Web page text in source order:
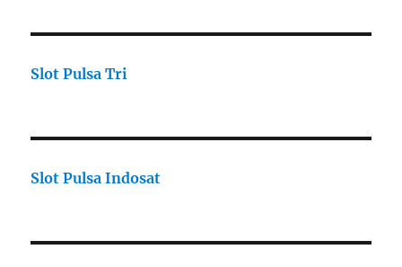
Slot Pulsa Tri
Slot Pulsa Indosat